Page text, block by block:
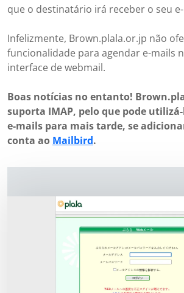
que o destinatário irá receber o seu
Infelizmente, Brown.plala.or.jp não
funcionalidade para agendar e-mails
interface de webmail.
Boas notícias no entanto!
suporta IMAP, pelo que pode
e-mails para mais tarde, se
conta ao Mailbird.